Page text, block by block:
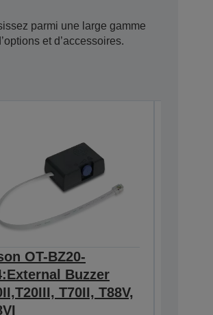
parmi une large gamme
et d’accessoires.
OT-BZ20-
Buzzer
T70II, T88V,